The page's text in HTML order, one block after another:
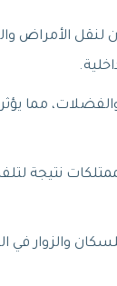
الأمراض
والفضلات، مما
نتيجة
والزوار في